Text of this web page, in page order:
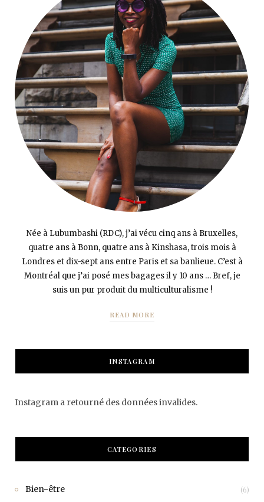
Née à Lubumbashi (RDC), j’ai vécu cinq ans à Bruxelles,
quatre ans à Bonn, quatre ans à Kinshasa, trois mois à
Londres et dix-sept ans entre Paris et sa banlieue. C’est à
Montréal que j’ai posé mes bagages il y 10 ans … Bref, je
suis un pur produit du multiculturalisme !
READ MORE
INSTAGRAM
Instagram a retourné des données invalides.
CATEGORIES
Bien-être (6)